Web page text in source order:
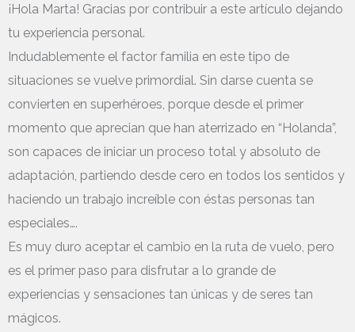
¡Hola Marta! Gracias por contribuir a este artículo dejando
tu experiencia personal.
Indudablemente el factor familia en este tipo de
situaciones se vuelve primordial. Sin darse cuenta se
convierten en superhéroes, porque desde el primer
momento que aprecian que han aterrizado en “Holanda”,
son capaces de iniciar un proceso total y absoluto de
adaptación, partiendo desde cero en todos los sentidos y
haciendo un trabajo increíble con éstas personas tan
especiales….
Es muy duro aceptar el cambio en la ruta de vuelo, pero
es el primer paso para disfrutar a lo grande de
experiencias y sensaciones tan únicas y de seres tan
mágicos.